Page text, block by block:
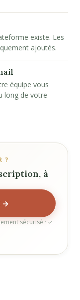
existe. Les
ajoutés.
équipe vous
long de votre
?
à
→
sécurisé · ✓